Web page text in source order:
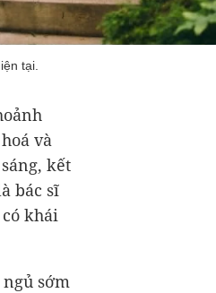
tại.
và
kết
bác sĩ
khái
sớm